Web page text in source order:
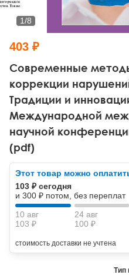
Тревожные расстройства,
Психодрама
Другие направления
Классический,
НЛП
Психология труда и
Социальная психология
Социальная и
Классический и
Современные
коррекции
Традиции и
Международной
научной
(pdf)
1/8
403 ₽
Этот товар можно
103 ₽ сегодня
и 300 ₽ потом, без переплат
10 авг
103 ₽
24 авг
100 ₽
стоимость доставки не учтена
Тип